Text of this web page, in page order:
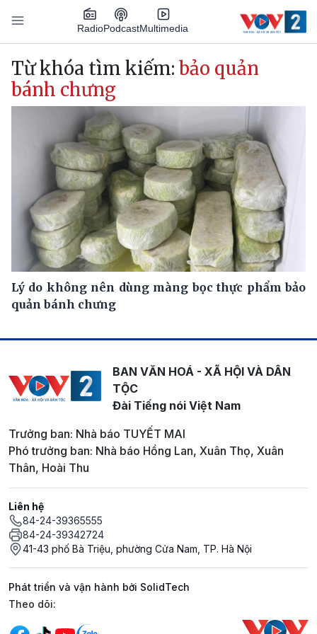
Nhảy đến nội dung
RadioPodcastMultimedia
Main navigation
Từ khóa tìm kiếm: bảo quản
bánh chưng
Lý do không nên dùng màng bọc thực phẩm bảo
quản bánh chưng
BAN VĂN HOÁ - XÃ HỘI VÀ DÂN
TỘC
Đài Tiếng nói Việt Nam
Trưởng ban: Nhà báo TUYẾT MAI
Phó trưởng ban: Nhà báo Hồng Lan, Xuân Thọ, Xuân
Thân, Hoài Thu
Liên hệ
84-24-39365555
84-24-39342724
41-43 phố Bà Triệu, phường Cửa Nam, TP. Hà Nội
Phát triển và vận hành bởi SolidTech
Mạng xã hội
Theo dõi: